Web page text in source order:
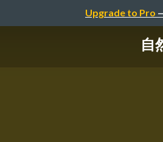
Upgrade to Pro
自